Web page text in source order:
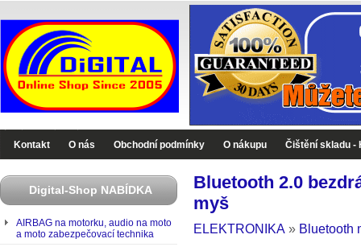
Kontakt O nás Obchodní podmínky O nákupu Čištění skladu -
Digital-Shop NABÍDKA
AIRBAG na motorku, audio na moto
a moto zabezpečovací technika
Bluetooth 2.0
myš
ELEKTRONIKA » Bluetooth